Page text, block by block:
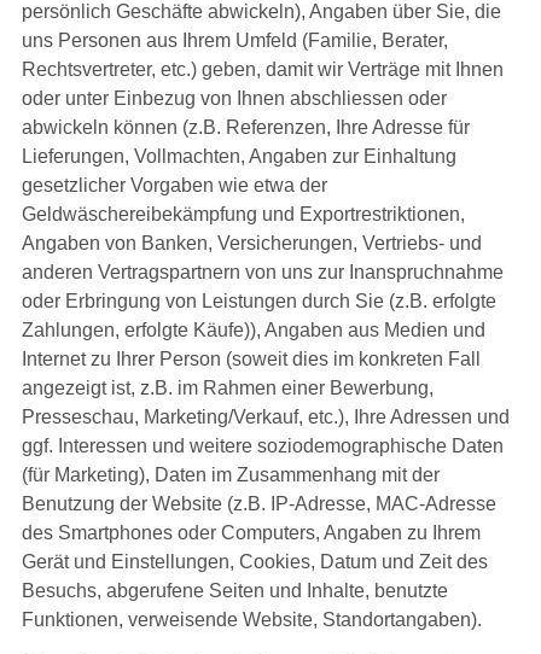
persönlich Geschäfte abwickeln), Angaben über Sie, die
uns Personen aus Ihrem Umfeld (Familie, Berater,
Rechtsvertreter, etc.) geben, damit wir Verträge mit Ihnen
oder unter Einbezug von Ihnen abschliessen oder
abwickeln können (z.B. Referenzen, Ihre Adresse für
Lieferungen, Vollmachten, Angaben zur Einhaltung
gesetzlicher Vorgaben wie etwa der
Geldwäschereibekämpfung und Exportrestriktionen,
Angaben von Banken, Versicherungen, Vertriebs- und
anderen Vertragspartnern von uns zur Inanspruchnahme
oder Erbringung von Leistungen durch Sie (z.B. erfolgte
Zahlungen, erfolgte Käufe)), Angaben aus Medien und
Internet zu Ihrer Person (soweit dies im konkreten Fall
angezeigt ist, z.B. im Rahmen einer Bewerbung,
Presseschau, Marketing/Verkauf, etc.), Ihre Adressen und
ggf. Interessen und weitere soziodemographische Daten
(für Marketing), Daten im Zusammenhang mit der
Benutzung der Website (z.B. IP-Adresse, MAC-Adresse
des Smartphones oder Computers, Angaben zu Ihrem
Gerät und Einstellungen, Cookies, Datum und Zeit des
Besuchs, abgerufene Seiten und Inhalte, benutzte
Funktionen, verweisende Website, Standortangaben).